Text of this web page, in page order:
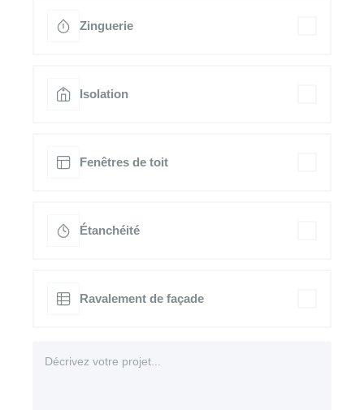
Zinguerie
Isolation
Fenêtres de toit
Étanchéité
Ravalement de façade